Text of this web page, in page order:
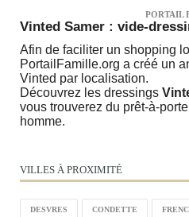
PORTAIL
Vinted Samer : vide-
Afin de faciliter un shopping
PortailFamille.org a créé un
Vinted par localisation.
Découvrez les dressings
vous trouverez du prêt-à-
homme.
VILLES À PROXIMITÉ
DESVRES CONDETTE